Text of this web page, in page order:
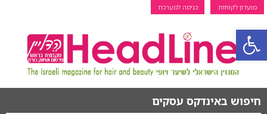
פתח סרגל נגישות
מועדון לקוחות כניסה למערכת
חיפוש באינדקס עסקים